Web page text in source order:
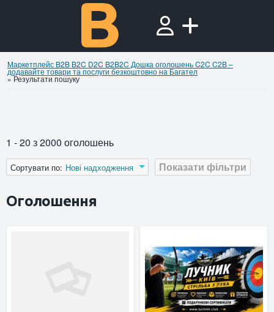
Маркетплейс B2B B2C D2C B2B2C Дошка оголошень C2C C2B –
додавайте товари та послуги безкоштовно на Багател
»Результати пошуку
1 - 20 з 2000 оголошень
Показати фільтри
Сортувати по: Нові надходження
Оголошення